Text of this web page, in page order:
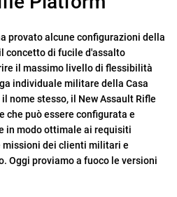
provato alcune configurazioni della
concetto di fucile d'assalto
il massimo livello di flessibilità
individuale militare della Casa
nome stesso, il New Assault Rifle
che può essere configurata e
in modo ottimale ai requisiti
missioni dei clienti militari e
Oggi proviamo a fuoco le versioni